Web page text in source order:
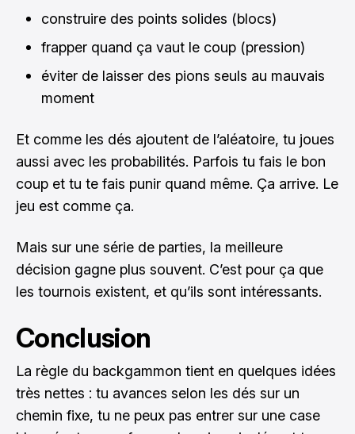
construire des points solides (blocs)
frapper quand ça vaut le coup (pression)
éviter de laisser des pions seuls au mauvais
moment
Et comme les dés ajoutent de l’aléatoire, tu joues
aussi avec les probabilités. Parfois tu fais le bon
coup et tu te fais punir quand même. Ça arrive. Le
jeu est comme ça.
Mais sur une série de parties, la meilleure
décision gagne plus souvent. C’est pour ça que
les tournois existent, et qu’ils sont intéressants.
Conclusion
La règle du backgammon tient en quelques idées
très nettes : tu avances selon les dés sur un
chemin fixe, tu ne peux pas entrer sur une case